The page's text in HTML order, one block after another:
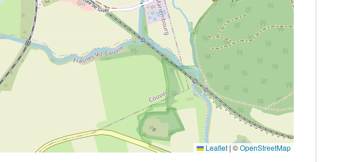
Leaflet | ©OpenStreetMap